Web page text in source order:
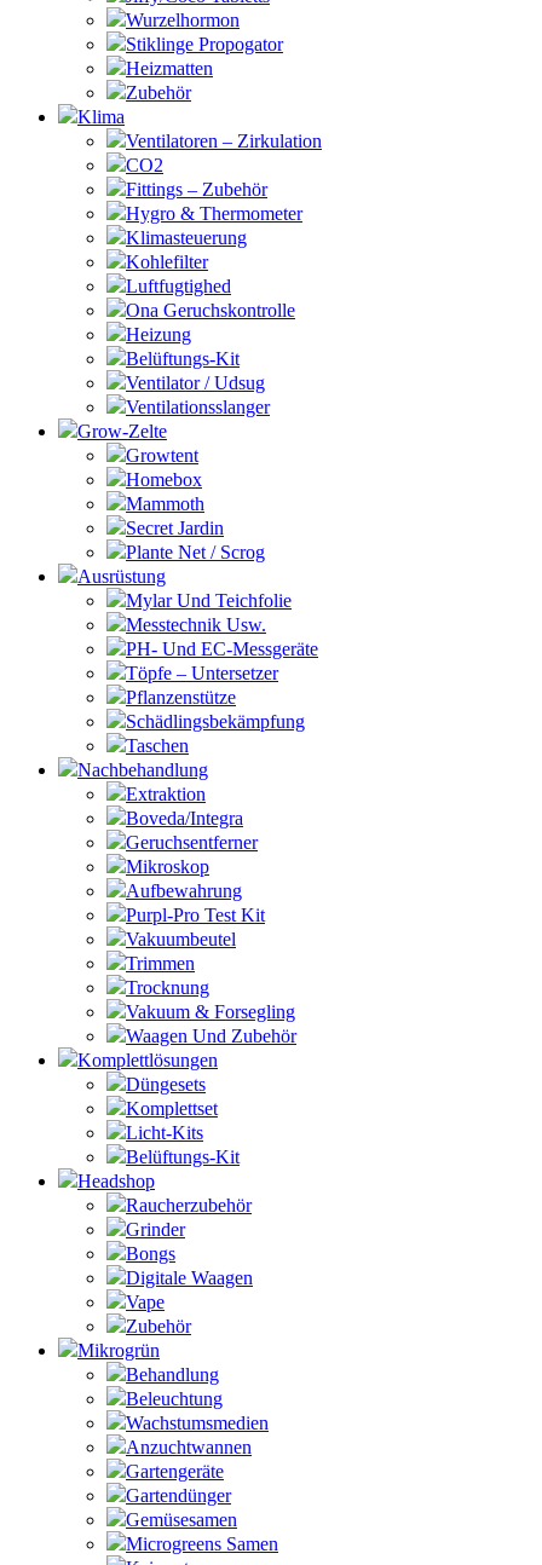
Wurzelhormon
Stiklinge Propogator
Heizmatten
Zubehör
Klima
Ventilatoren – Zirkulation
CO2
Fittings – Zubehör
Hygro & Thermometer
Klimasteuerung
Kohlefilter
Luftfugtighed
Ona Geruchskontrolle
Heizung
Belüftungs-Kit
Ventilator / Udsug
Ventilationsslanger
Grow-Zelte
Growtent
Homebox
Mammoth
Secret Jardin
Plante Net / Scrog
Ausrüstung
Mylar Und Teichfolie
Messtechnik Usw.
PH- Und EC-Messgeräte
Töpfe – Untersetzer
Pflanzenstütze
Schädlingsbekämpfung
Taschen
Nachbehandlung
Extraktion
Boveda/Integra
Geruchsentferner
Mikroskop
Aufbewahrung
Purpl-Pro Test Kit
Vakuumbeutel
Trimmen
Trocknung
Vakuum & Forsegling
Waagen Und Zubehör
Komplettlösungen
Düngesets
Komplettset
Licht-Kits
Belüftungs-Kit
Headshop
Raucherzubehör
Grinder
Bongs
Digitale Waagen
Vape
Zubehör
Mikrogrün
Behandlung
Beleuchtung
Wachstumsmedien
Anzuchtwannen
Gartengeräte
Gartendünger
Gemüsesamen
Microgreens Samen